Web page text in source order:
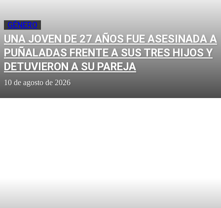
GÉNERO
UNA JOVEN DE 27 AÑOS FUE ASESINADA A
PUÑALADAS FRENTE A SUS TRES HIJOS Y
DETUVIERON A SU PAREJA
10 de agosto de 2026